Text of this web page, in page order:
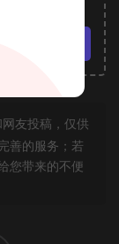
友投稿，仅供
善的服务；若
您带来的不便